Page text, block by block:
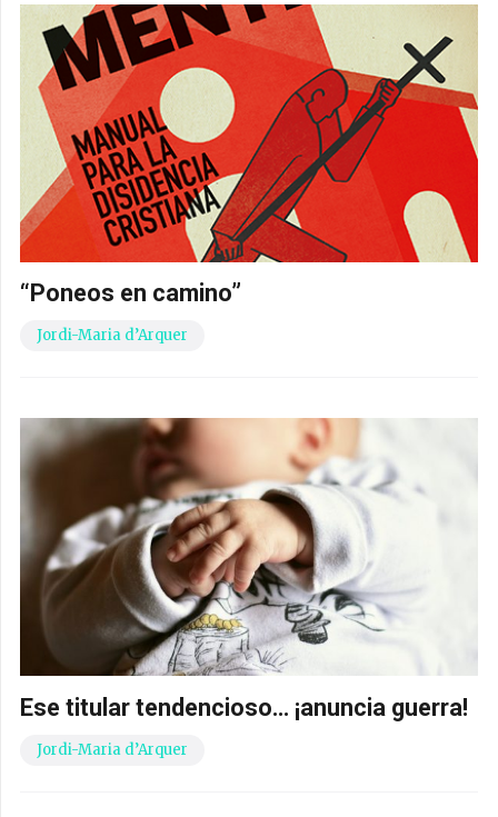
“Poneos en camino”
Jordi-Maria d’Arquer
Ese titular tendencioso… ¡anuncia guerra!
Jordi-Maria d’Arquer